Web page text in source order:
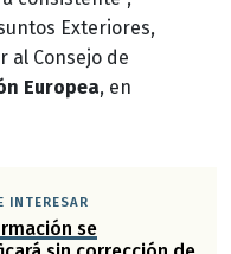
Exteriores,
al Consejo de
Europea, en
INTERESAR
se